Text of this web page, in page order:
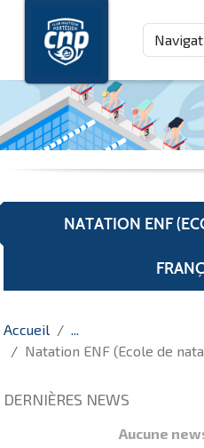
NATATION ENF
Accueil
Natation ENF (Ecole de
DERNIÈRES NEWS
Aucune